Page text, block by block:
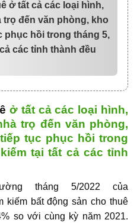
ở tất cả các loại hình,
đến văn phòng, kho
hồi trong tháng 5,
các tỉnh thành đều
ở tất cả các loại hình,
trọ đến văn phòng,
tục phục hồi trong
tại tất cả các tỉnh
tháng 5/2022 của
kiếm bất động sản cho thuê
so với cùng kỳ năm 2021.